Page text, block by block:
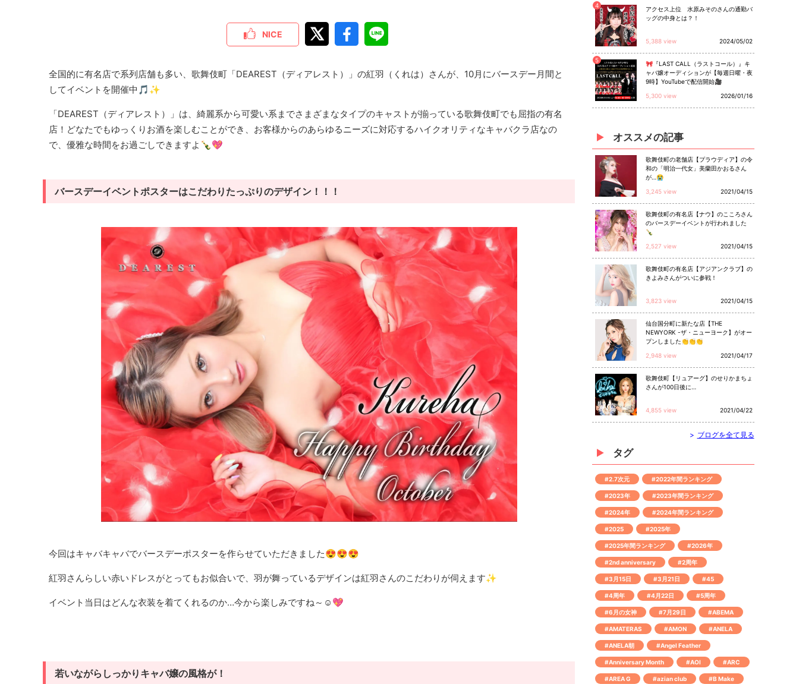
NICE
全国的に有名店で系列店舗も多い、歌舞伎町「DEAREST（ディアレスト）」の紅羽（くれは）さんが、10月にバースデー月間と
してイベントを開催中🎵✨
「DEAREST（ディアレスト）」は、綺麗系から可愛い系までさまざまなタイプのキャストが揃っている歌舞伎町でも屈指の有名
店！どなたでもゆっくりお酒を楽しむことができ、お客様からのあらゆるニーズに対応するハイクオリティなキャバクラ店なの
で、優雅な時間をお過ごしできますよ🍾💖
バースデーイベントポスターはこだわりたっぷりのデザイン！！！
今回はキャバキャバでバースデーポスターを作らせていただきました😍😍😍
紅羽さんらしい赤いドレスがとってもお似合いで、羽が舞っているデザインは紅羽さんのこだわりが伺えます✨
イベント当日はどんな衣装を着てくれるのか…今から楽しみですね～☺💖
若いながらしっかりキャバ嬢の風格が！
4
アクセス上位 水原みそのさんの通勤バ
ッグの中身とは？！
5,388 view 2024/05/02
5
🎀『LAST CALL（ラストコール）』キ
ャバ嬢オーディションが【毎週日曜・夜
9時】YouTubeで配信開始🎥
5,300 view
2026/01/16
オススメの記事
歌舞伎町の老舗店【プラウディア】の令
和の「明治一代女」美蘭田かおるさん
が…😭
3,245 view
2021/04/15
歌舞伎町の有名店【ナウ】のこころさん
のバースデーイベントが行われました
🍾
2,527 view
2021/04/15
歌舞伎町の有名店【アジアンクラブ】の
きよみさんがついに参戦！
3,823 view 2021/04/15
仙台国分町に新たな店【THE
NEWYORK -ザ・ニューヨーク】がオー
プンしました👏👏👏
2,948 view
2021/04/17
歌舞伎町【リュアーグ】のせりかまちょ
さんが100日後に…
4,855 view 2021/04/22
> ブログを全て見る
タグ
#2.7次元 #2022年間ランキング
#2023年 #2023年間ランキング
#2024年 #2024年間ランキング
#2025 #2025年
#2025年間ランキング #2026年
#2nd anniversary #2周年
#3月15日 #3月21日 #45
#4周年 #4月22日 #5周年
#6月の女神 #7月29日 #ABEMA
#AMATERAS #AMON #ANELA
#ANELA朝 #Angel Feather
#Anniversary Month #AOI #ARC
#AREA G #azian club #B Make